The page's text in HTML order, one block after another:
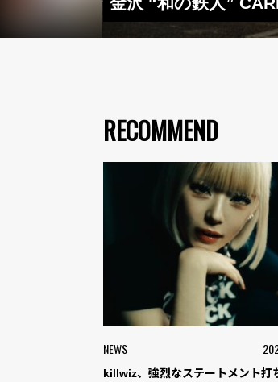
RECOMMEND
NEWS
killwiz、強烈なステートメント打